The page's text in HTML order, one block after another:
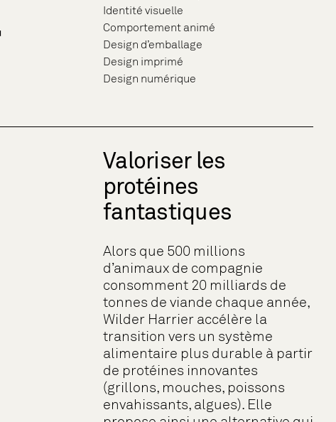
Identité visuelle
Comportement animé
Design d’emballage
Design imprimé
Design numérique
Valoriser les
protéines
fantastiques
Alors que 500 millions
d’animaux de compagnie
consomment 20 milliards de
tonnes de viande chaque année,
Wilder Harrier accélère la
transition vers un système
alimentaire plus durable à partir
de protéines innovantes
(grillons, mouches, poissons
envahissants, algues). Elle